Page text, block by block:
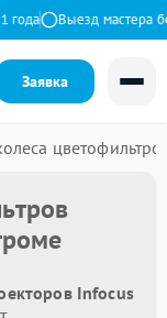
Выезд мастера
Заявка
Infocus